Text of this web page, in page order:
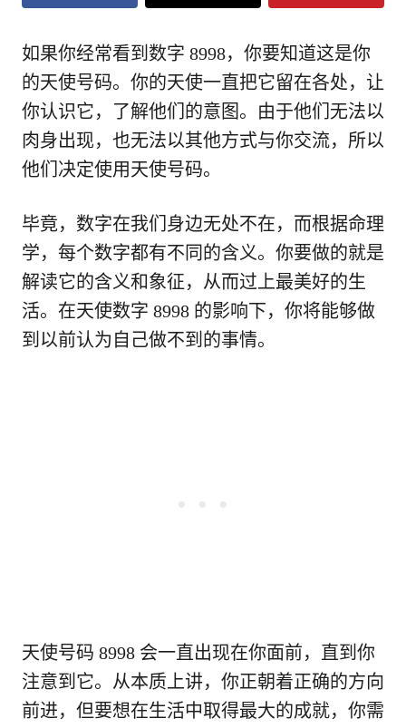
如果你经常看到数字 8998，你要知道这是你
的天使号码。你的天使一直把它留在各处，让
你认识它，了解他们的意图。由于他们无法以
肉身出现，也无法以其他方式与你交流，所以
他们决定使用天使号码。
毕竟，数字在我们身边无处不在，而根据命理
学，每个数字都有不同的含义。你要做的就是
解读它的含义和象征，从而过上最美好的生
活。在天使数字 8998 的影响下，你将能够做
到以前认为自己做不到的事情。
天使号码 8998 会一直出现在你面前，直到你
注意到它。从本质上讲，你正朝着正确的方向
前进，但要想在生活中取得最大的成就，你需